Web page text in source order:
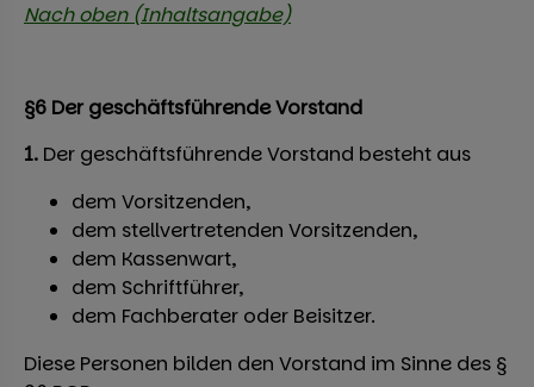
Nach oben (Inhaltsangabe)
§6 Der geschäftsführende Vorstand
1. Der geschäftsführende Vorstand besteht aus
dem Vorsitzenden,
dem stellvertretenden Vorsitzenden,
dem Kassenwart,
dem Schriftführer,
dem Fachberater oder Beisitzer.
Diese Personen bilden den Vorstand im Sinne des §